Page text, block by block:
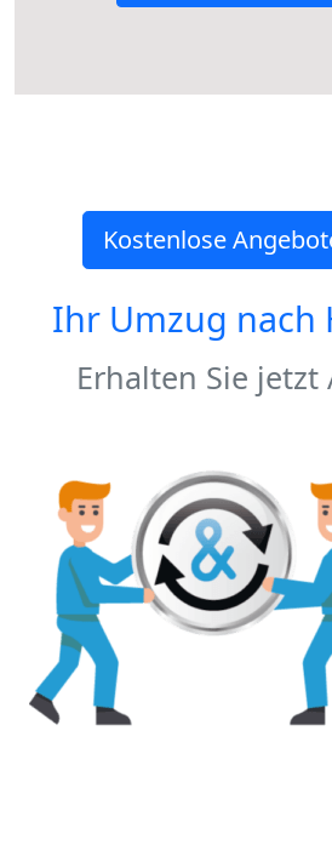
Kostenlose
Ihr Umzug nach
Erhalten Sie jetzt